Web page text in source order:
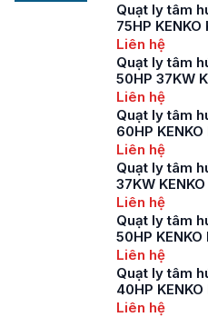
Quạt ly tâm
75HP KENKO
Liên hệ
Quạt ly tâm
50HP 37KW
Liên hệ
Quạt ly tâm
60HP KENKO
Liên hệ
Quạt ly tâm
37KW KENKO
Liên hệ
Quạt ly tâm
50HP KENKO
Liên hệ
Quạt ly tâm
40HP KENKO
Liên hệ